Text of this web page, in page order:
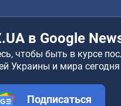
в Google
чтобы быть в курсе
Украины и мира сегодня
Подписаться